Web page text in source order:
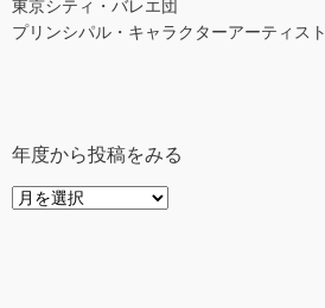
東京シティ・バレエ団
プリンシパル・キャラクターアーティスト
年度から投稿をみる
年